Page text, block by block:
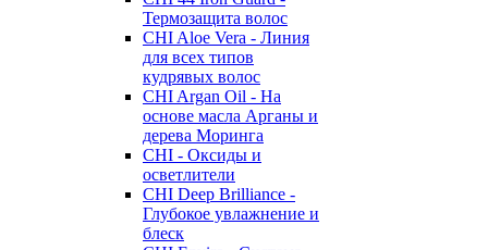
Термозащита волос
CHI Aloe Vera - Линия
для всех типов
кудрявых волос
CHI Argan Oil - На
основе масла Арганы и
дерева Моринга
CHI - Оксиды и
осветлители
CHI Deep Brilliance -
Глубокое увлажнение и
блеск